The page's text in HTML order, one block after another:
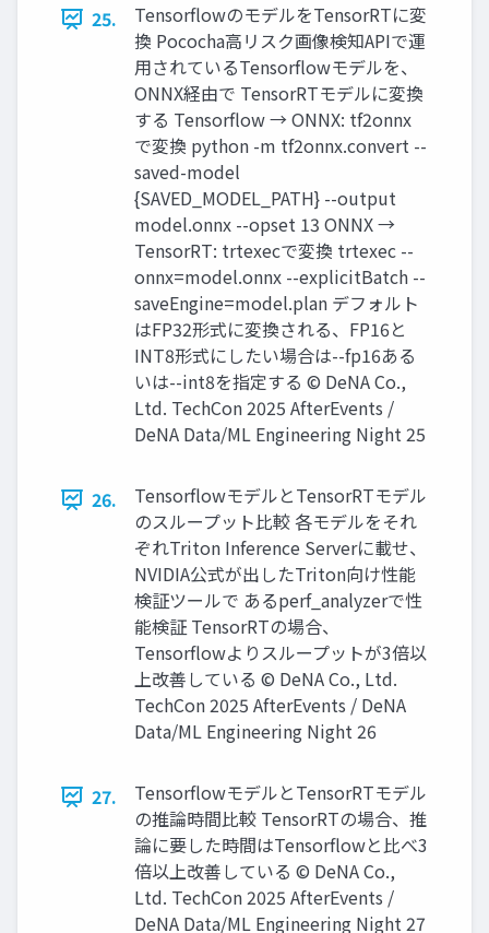
25.
TensorflowのモデルをTensorRTに変
換 Pococha高リスク画像検知APIで運
用されているTensorflowモデルを、
ONNX経由で TensorRTモデルに変換
する Tensorflow → ONNX: tf2onnx
で変換 python -m tf2onnx.convert --
saved-model
{SAVED_MODEL_PATH} --output
model.onnx --opset 13 ONNX →
TensorRT: trtexecで変換 trtexec --
onnx=model.onnx --explicitBatch --
saveEngine=model.plan デフォルト
はFP32形式に変換される、FP16と
INT8形式にしたい場合は--fp16ある
いは--int8を指定する © DeNA Co.,
Ltd. TechCon 2025 AfterEvents /
DeNA Data/ML Engineering Night 25
26.
TensorflowモデルとTensorRTモデル
のスループット比較 各モデルをそれ
ぞれTriton Inference Serverに載せ、
NVIDIA公式が出したTriton向け性能
検証ツールで あるperf_analyzerで性
能検証 TensorRTの場合、
Tensorflowよりスループットが3倍以
上改善している © DeNA Co., Ltd.
TechCon 2025 AfterEvents / DeNA
Data/ML Engineering Night 26
27.
TensorflowモデルとTensorRTモデル
の推論時間比較 TensorRTの場合、推
論に要した時間はTensorflowと比べ3
倍以上改善している © DeNA Co.,
Ltd. TechCon 2025 AfterEvents /
DeNA Data/ML Engineering Night 27